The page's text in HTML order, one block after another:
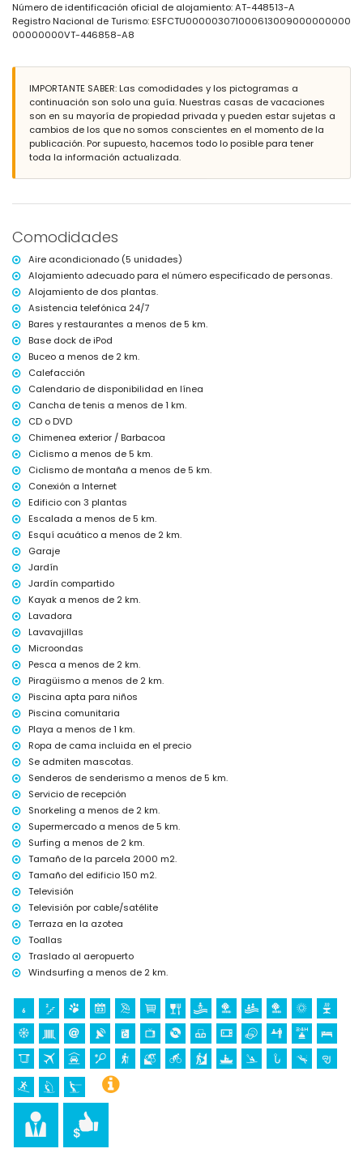
WC
baño con lavabo individual, bañera/ducha combinada, bidé y WC
baño con lavabo individual, ducha y WC
parcela grande y cerrada
piscina comunitaria
piscina infantil
maravilloso jardín con césped y árboles y muebles de jardín con
tumbonas
jardín comunitario con césped y árboles
3 terrazas, una de ellas cubierta
barbacoa
zona de estar al aire libre y zona de comedor al aire libre
terraza en la azotea
Más información
pueblo más cercano: Jávea (a menos de 4 kilómetros del
apartamento)
ribera u orilla más cercana: Mediterráneo, Jávea (a menos de 1000
metros del apartamento)
playa más cercana: El Arenal, Jávea (a menos de 1000 metros del
apartamento)
puerto más cercano: Aduanas del Mar, Jávea (a menos de 3
kilómetros del apartamento)
parque más cercano: Pinosol, Jávea (a menos de 3 kilómetros del
apartamento)
aeropuerto más cercano: Alicante (a menos de 100 kilómetros del
segundo aeropuerto más cercano: Valencia (> 100 kilómetros)
transporte público cercano: autobús a 500 metros
se admiten mascotas
El alojamiento es muy adecuado para familias con niños
Instalaciones y servicios incluidos en el precio del alquiler del
apartamento
internet (WiFi)
aspiradora y plancha con tabla de planchar
ropa de cama y toallas
servicio de recepción y servicio de emergencia 24 horas
calefacción por suelo radiante y aire acondicionado
Instalaciones y servicios con cargo extra
servicio de aeropuerto
Entretenimiento y actividades de ocio para sus vacaciones en
Jávea, Costa Blanca
paseo marítimo (El Arenal y Jávea) (a menos de 1000 metros de la
casa)
cine, teatro, discoteca y bar (a menos de 5 kilómetros de la casa)
Lugares de interés y cultura en Jávea, Costa Blanca
museo (Histórico de Jávea, Jávea), iglesia (Virgen de Loreto, Puerto,
Jávea), ruina (Molinos de Viento, Jávea), monumento (Pueblo de
Jávea, Jávea), edificio arquitectónico (Histórico de Jávea, Jávea),
lugar histórico (Pueblo de Jávea y Jávea) (a menos de 5 kilómetros
del alojamiento)
castillo (Portal de la Vila y Denia) (a menos de 25 kilómetros del
alojamiento)
Deportes
tenis (a menos de 1000 metros del apartamento)
senderismo, ciclismo de montaña, ciclismo, escalada, piragüismo,
kayak, pesca, buceo, snorkel, surf, windsurf y esquí acuático (a
menos de 5 kilómetros del apartamento)
golf (Club de Golf Jávea y Jávea) (a menos de 10 kilómetros del
Número de identificación oficial de alojamiento: AT-448513-A
Registro Nacional de Turismo: ESFCTU000003071000613009000000000
00000000VT-446858-A8
IMPORTANTE SABER: Las comodidades y los pictogramas a
continuación son solo una guía. Nuestras casas de vacaciones
son en su mayoría de propiedad privada y pueden estar sujetas a
cambios de los que no somos conscientes en el momento de la
publicación. Por supuesto, hacemos todo lo posible para tener
toda la información actualizada.
Comodidades
Aire acondicionado (5 unidades)
Alojamiento adecuado para el número especificado de personas.
Alojamiento de dos plantas.
Asistencia telefónica 24/7
Bares y restaurantes a menos de 5 km.
Base dock de iPod
Buceo a menos de 2 km.
Calefacción
Calendario de disponibilidad en línea
Cancha de tenis a menos de 1 km.
CD o DVD
Chimenea exterior / Barbacoa
Ciclismo a menos de 5 km.
Ciclismo de montaña a menos de 5 km.
Conexión a Internet
Edificio con 3 plantas
Escalada a menos de 5 km.
Esquí acuático a menos de 2 km.
Garaje
Jardín
Jardín compartido
Kayak a menos de 2 km.
Lavadora
Lavavajillas
Microondas
Pesca a menos de 2 km.
Piragüismo a menos de 2 km.
Piscina apta para niños
Piscina comunitaria
Playa a menos de 1 km.
Ropa de cama incluida en el precio
Se admiten mascotas.
Senderos de senderismo a menos de 5 km.
Servicio de recepción
Snorkeling a menos de 2 km.
Supermercado a menos de 5 km.
Surfing a menos de 2 km.
Tamaño de la parcela 2000 m2.
Tamaño del edificio 150 m2.
Televisión
Televisión por cable/satélite
Terraza en la azotea
Toallas
Traslado al aeropuerto
Windsurfing a menos de 2 km.